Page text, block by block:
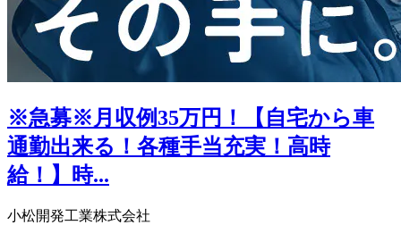
※急募※月収例35万円！【自宅から車
通勤出来る！各種手当充実！高時
給！】時...
小松開発工業株式会社